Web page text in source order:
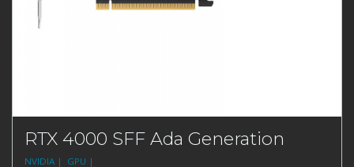
RTX 4000 SFF Ada Generation
NVIDIA | GPU |